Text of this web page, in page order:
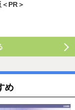
PR＞
め